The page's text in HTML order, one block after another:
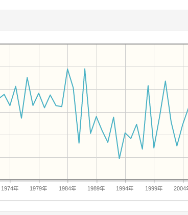
1974年 1979年 1984年 1989年 1994年 1999年 2004